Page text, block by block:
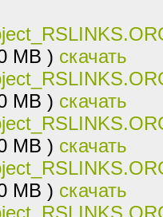
MB ) скачать
MB ) скачать
MB ) скачать
MB ) скачать